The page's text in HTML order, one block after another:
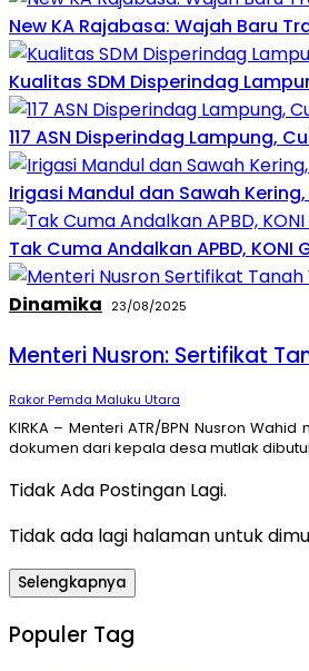
New KA Rajabasa: Wajah Baru
Kualitas SDM Disperindag
117 ASN Disperindag Lampung,
Irigasi Mandul dan Sawah
Tak Cuma Andalkan APBD,
Dinamika 23/08/2025
Menteri Nusron: Sertifikat
Rakor Pemda Maluku Utara
KIRKA – Menteri ATR/BPN Nusron
dokumen dari kepala desa mutlak
Tidak Ada Postingan Lagi.
Tidak ada lagi halaman untuk
Selengkapnya
Populer Tag